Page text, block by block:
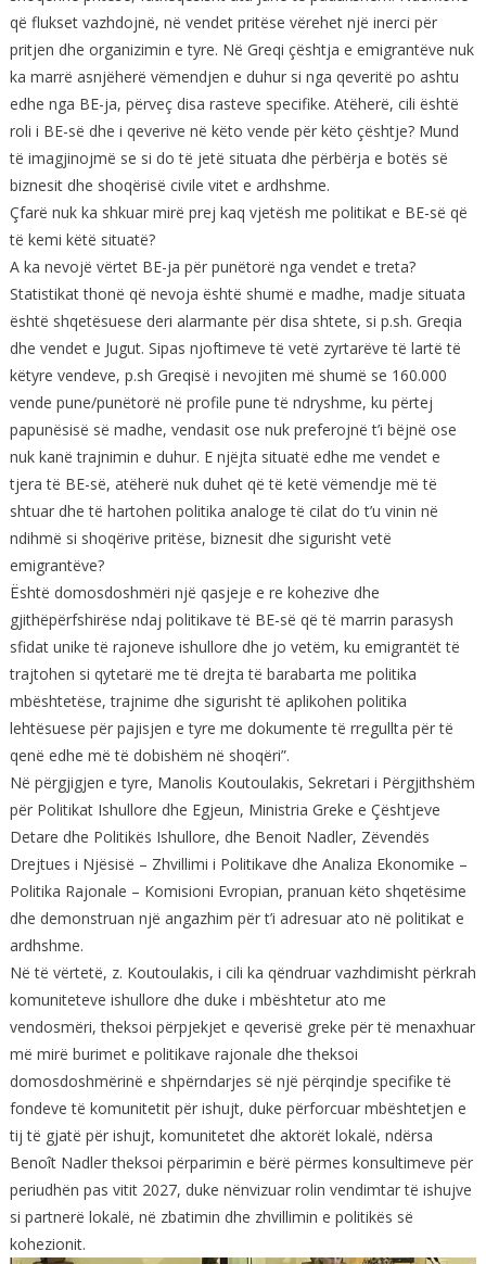
që flukset vazhdojnë, në vendet pritëse vërehet një inerci për
pritjen dhe organizimin e tyre. Në Greqi çështja e emigrantëve nuk
ka marrë asnjëherë vëmendjen e duhur si nga qeveritë po ashtu
edhe nga BE-ja, përveç disa rasteve specifike. Atëherë, cili është
roli i BE-së dhe i qeverive në këto vende për këto çështje? Mund
të imagjinojmë se si do të jetë situata dhe përbërja e botës së
biznesit dhe shoqërisë civile vitet e ardhshme.
Çfarë nuk ka shkuar mirë prej kaq vjetësh me politikat e BE-së që
të kemi këtë situatë?
A ka nevojë vërtet BE-ja për punëtorë nga vendet e treta?
Statistikat thonë që nevoja është shumë e madhe, madje situata
është shqetësuese deri alarmante për disa shtete, si p.sh. Greqia
dhe vendet e Jugut. Sipas njoftimeve të vetë zyrtarëve të lartë të
këtyre vendeve, p.sh Greqisë i nevojiten më shumë se 160.000
vende pune/punëtorë në profile pune të ndryshme, ku përtej
papunësisë së madhe, vendasit ose nuk preferojnë t’i bëjnë ose
nuk kanë trajnimin e duhur. E njëjta situatë edhe me vendet e
tjera të BE-së, atëherë nuk duhet që të ketë vëmendje më të
shtuar dhe të hartohen politika analoge të cilat do t’u vinin në
ndihmë si shoqërive pritëse, biznesit dhe sigurisht vetë
emigrantëve?
Është domosdoshmëri një qasjeje e re kohezive dhe
gjithëpërfshirëse ndaj politikave të BE-së që të marrin parasysh
sfidat unike të rajoneve ishullore dhe jo vetëm, ku emigrantët të
trajtohen si qytetarë me të drejta të barabarta me politika
mbështetëse, trajnime dhe sigurisht të aplikohen politika
lehtësuese për pajisjen e tyre me dokumente të rregullta për të
qenë edhe më të dobishëm në shoqëri”.
Në përgjigjen e tyre, Manolis Koutoulakis, Sekretari i Përgjithshëm
për Politikat Ishullore dhe Egjeun, Ministria Greke e Çështjeve
Detare dhe Politikës Ishullore, dhe Benoit Nadler, Zëvendës
Drejtues i Njësisë – Zhvillimi i Politikave dhe Analiza Ekonomike –
Politika Rajonale – Komisioni Evropian, pranuan këto shqetësime
dhe demonstruan një angazhim për t’i adresuar ato në politikat e
ardhshme.
Në të vërtetë, z. Koutoulakis, i cili ka qëndruar vazhdimisht përkrah
komuniteteve ishullore dhe duke i mbështetur ato me
vendosmëri, theksoi përpjekjet e qeverisë greke për të menaxhuar
më mirë burimet e politikave rajonale dhe theksoi
domosdoshmërinë e shpërndarjes së një përqindje specifike të
fondeve të komunitetit për ishujt, duke përforcuar mbështetjen e
tij të gjatë për ishujt, komunitetet dhe aktorët lokalë, ndërsa
Benoît Nadler theksoi përparimin e bërë përmes konsultimeve për
periudhën pas vitit 2027, duke nënvizuar rolin vendimtar të ishujve
si partnerë lokalë, në zbatimin dhe zhvillimin e politikës së
kohezionit.